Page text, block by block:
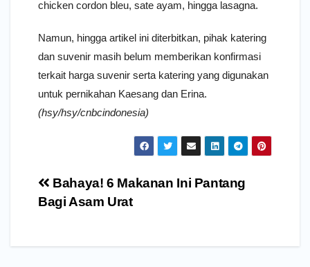
chicken cordon bleu, sate ayam, hingga lasagna.
Namun, hingga artikel ini diterbitkan, pihak katering
dan suvenir masih belum memberikan konfirmasi
terkait harga suvenir serta katering yang digunakan
untuk pernikahan Kaesang dan Erina.
(hsy/hsy/cnbcindonesia)
Navigasi
pos
Bahaya! 6 Makanan Ini Pantang
Bagi Asam Urat